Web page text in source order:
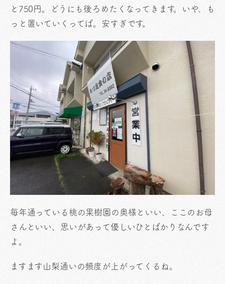
と750円。どうにも後ろめたくなってきます。いや、も
っと置いていくってば。安すぎです。
毎年通っている桃の果樹園の奥様といい、ここのお母
さんといい、思いがあって優しいひとばかりなんです
よ。
ますます山梨通いの頻度が上がってくるね。